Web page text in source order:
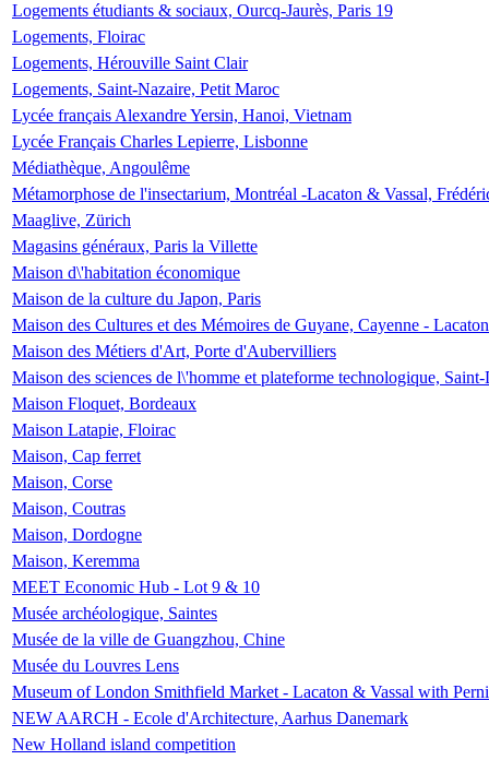
Logements étudiants & sociaux, Ourcq-Jaurès, Paris 19
Logements, Floirac
Logements, Hérouville Saint Clair
Logements, Saint-Nazaire, Petit Maroc
Lycée français Alexandre Yersin, Hanoi, Vietnam
Lycée Français Charles Lepierre, Lisbonne
Médiathèque, Angoulême
Métamorphose de l'insectarium, Montréal -Lacaton & Vassal,
Maaglive, Zürich
Magasins généraux, Paris la Villette
Maison d\'habitation économique
Maison de la culture du Japon, Paris
Maison des Cultures et des Mémoires de Guyane, Cayenne -
Maison des Métiers d'Art, Porte d'Aubervilliers
Maison des sciences de l\'homme et plateforme technologique,
Maison Floquet, Bordeaux
Maison Latapie, Floirac
Maison, Cap ferret
Maison, Corse
Maison, Coutras
Maison, Dordogne
Maison, Keremma
MEET Economic Hub - Lot 9 & 10
Musée archéologique, Saintes
Musée de la ville de Guangzhou, Chine
Musée du Louvres Lens
Museum of London Smithfield Market - Lacaton & Vassal with
NEW AARCH - Ecole d'Architecture, Aarhus Danemark
New Holland island competition